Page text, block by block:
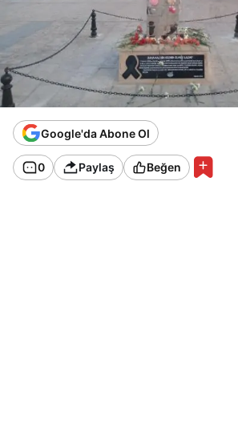
Google'da Abone Ol
0 Paylaş Beğen